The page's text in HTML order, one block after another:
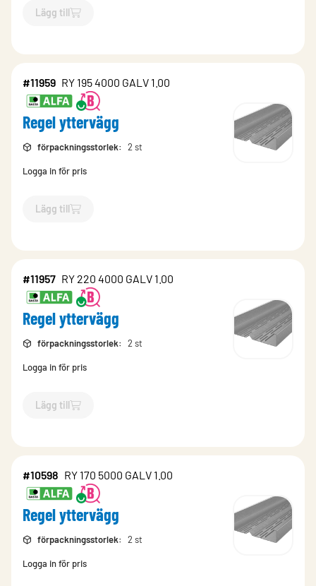
Lägg till
`$Lägg till
#11959 RY 195 4000 GALV 1.00
Regel yttervägg
förpackningsstorlek: 2 st
Logga in för pris
Lägg till
`$Lägg till
#11957 RY 220 4000 GALV 1.00
Regel yttervägg
förpackningsstorlek: 2 st
Logga in för pris
Lägg till
`$Lägg till
#10598 RY 170 5000 GALV 1.00
Regel yttervägg
förpackningsstorlek: 2 st
Logga in för pris